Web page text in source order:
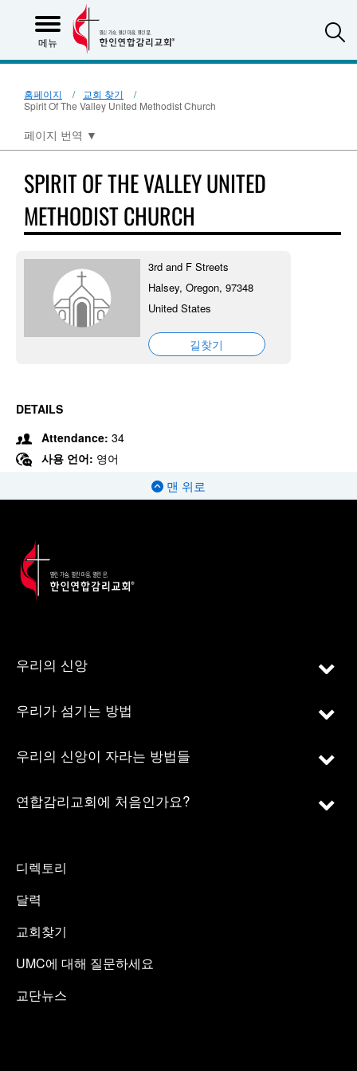
메뉴
홈페이지
교회 찾기
Spirit Of The Valley United Methodist Church
페이지 번역 ▼
SPIRIT OF THE VALLEY UNITED
METHODIST CHURCH
3rd and F Streets
Halsey, Oregon, 97348
United States
길찾기
DETAILS
Attendance: 34
사용 언어: 영어
맨 위로
우리의 신앙
우리가 섬기는 방법
우리의 신앙이 자라는 방법들
연합감리교회에 처음인가요?
디렉토리
달력
교회찾기
UMC에 대해 질문하세요
교단뉴스